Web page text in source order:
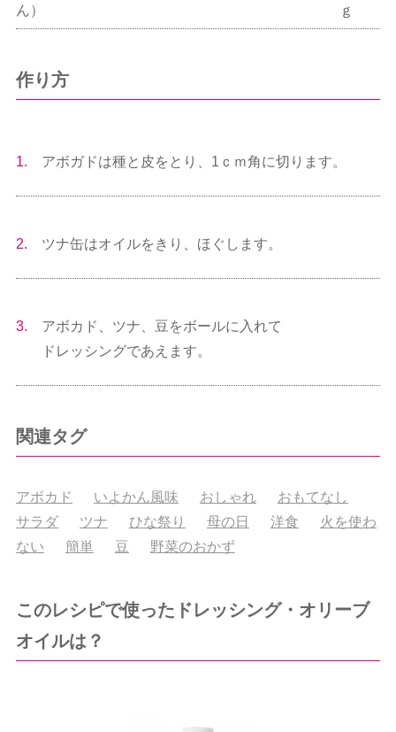
ん）
ｇ
作り方
1. アボガドは種と皮をとり、1ｃｍ角に切ります。
2. ツナ缶はオイルをきり、ほぐします。
3.
アボカド、ツナ、豆をボールに入れて
ドレッシングであえます。
関連タグ
アボカド いよかん風味 おしゃれ
おもてなし
サラダ
ツナ ひな祭り 母の日 洋食
火を使わ
ない
簡単 豆 野菜のおかず
このレシピで使ったドレッシング・オリーブ
オイルは？